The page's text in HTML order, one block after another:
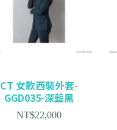
CT 女款西裝外套-
GGD035-深藍黑
NT$22,000